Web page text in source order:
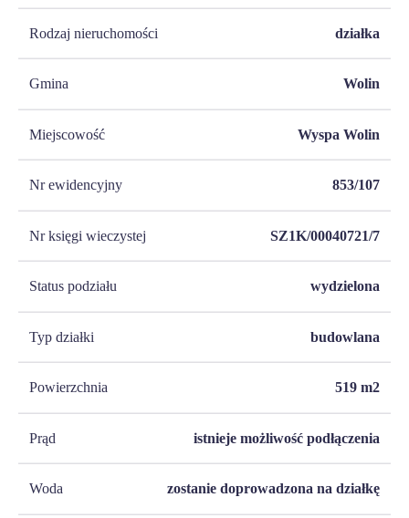
Rodzaj nieruchomości działka
Gmina Wolin
Miejscowość Wyspa Wolin
Nr ewidencyjny 853/107
Nr księgi wieczystej SZ1K/00040721/7
Status podziału wydzielona
Typ działki budowlana
Powierzchnia 519 m2
Prąd istnieje możliwość podłączenia
Woda zostanie doprowadzona na działkę